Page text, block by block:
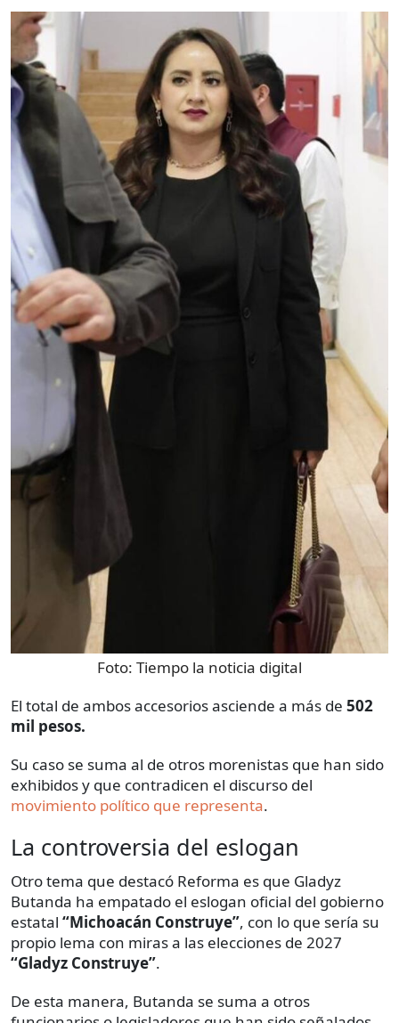
Foto: Tiempo la noticia digital
El total de ambos accesorios asciende a más de 502
mil pesos.
Su caso se suma al de otros morenistas que han sido
exhibidos y que contradicen el discurso del
movimiento político que representa.
La controversia del eslogan
Otro tema que destacó Reforma es que Gladyz
Butanda ha empatado el eslogan oficial del gobierno
estatal “Michoacán Construye”, con lo que sería su
propio lema con miras a las elecciones de 2027
“Gladyz Construye”.
De esta manera, Butanda se suma a otros